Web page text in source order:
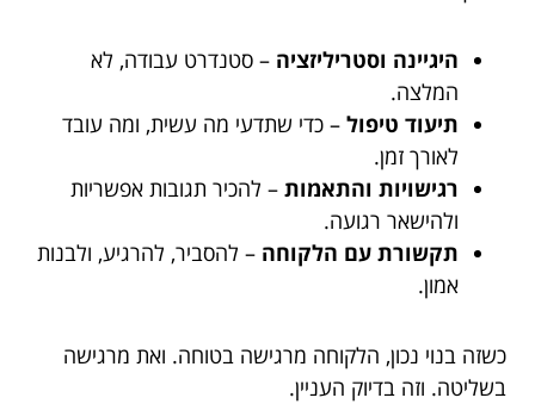
היגיינה וסטריליזציה – סטנדרט עבודה, לא
המלצה.
תיעוד טיפול – כדי שתדעי מה עשית, ומה עובד
לאורך זמן.
רגישויות והתאמות – להכיר תגובות אפשריות
ולהישאר רגועה.
תקשורת עם הלקוחה – להסביר, להרגיע, ולבנות
אמון.
כשזה בנוי נכון, הלקוחה מרגישה בטוחה. ואת מרגישה
בשליטה. וזה בדיוק העניין.